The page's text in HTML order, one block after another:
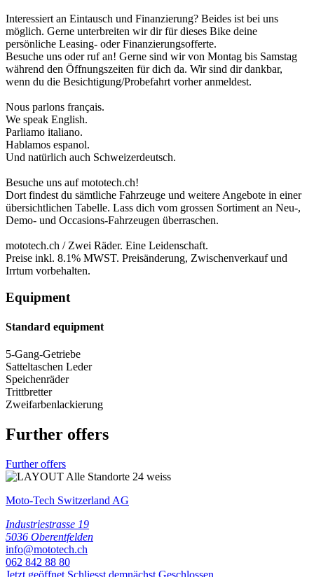
Interessiert an Eintausch und Finanzierung? Beides ist bei uns
möglich. Gerne unterbreiten wir dir für dieses Bike deine
persönliche Leasing- oder Finanzierungsofferte.
Besuche uns oder ruf an! Gerne sind wir von Montag bis Samstag
während den Öffnungszeiten für dich da. Wir sind dir dankbar,
wenn du die Besichtigung/Probefahrt vorher anmeldest.
Nous parlons français.
We speak English.
Parliamo italiano.
Hablamos espanol.
Und natürlich auch Schweizerdeutsch.
Besuche uns auf mototech.ch!
Dort findest du sämtliche Fahrzeuge und weitere Angebote in einer
übersichtlichen Tabelle. Lass dich vom grossen Sortiment an Neu-,
Demo- und Occasions-Fahrzeugen überraschen.
mototech.ch / Zwei Räder. Eine Leidenschaft.
Preise inkl. 8.1% MWST. Preisänderung, Zwischenverkauf und
Irrtum vorbehalten.
Equipment
Standard equipment
5-Gang-Getriebe
Satteltaschen Leder
Speichenräder
Trittbretter
Zweifarbenlackierung
Further offers
Further offers
Moto-Tech Switzerland AG
Industriestrasse 19
5036 Oberentfelden
info@mototech.ch
062 842 88 80
Jetzt geöffnet Schliesst demnächst Geschlossen